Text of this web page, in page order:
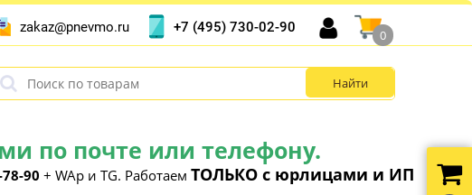
по почте или телефону.
90 + WAp и TG. Работаем ТОЛЬКО с юрлицами и ИП
zakaz@pnevmo.ru +7 (495) 730-02-90
0